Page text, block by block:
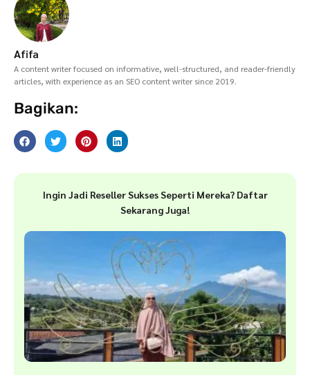
Afifa
A content writer focused on informative, well-structured, and reader-friendly
articles, with experience as an SEO content writer since 2019.
Bagikan:
Ingin Jadi Reseller Sukses Seperti Mereka? Daftar
Sekarang Juga!